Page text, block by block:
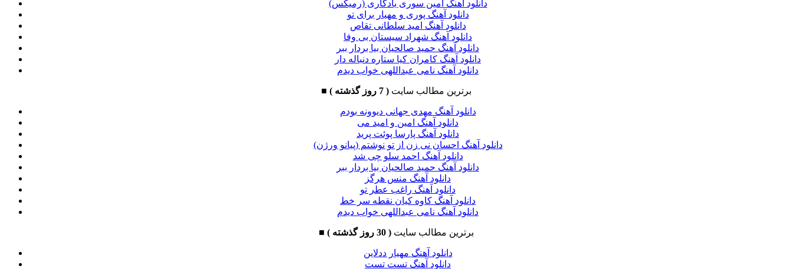
دانلود آهنگ امین سوری یادگاری (رمیکس)
دانلود آهنگ پوری و مهیار برای تو
دانلود آهنگ امید سلطانی تقاص
دانلود آهنگ شهراد سیستان بی وفا
دانلود آهنگ حمید صالحیان بیا بردار ببر
دانلود آهنگ کامران کیا ستاره دنباله دار
دانلود آهنگ نامی عبداللهی خواب دیدم
■ برترین مطالب سایت( 7 روز گذشته )
دانلود آهنگ مهدی جهانی دیوونه بودم
دانلود آهنگ امین و امید می
دانلود آهنگ پارسا پوئت پرید
دانلود آهنگ احسان نی زن از تو نوشتم (پیانو ورژن)
دانلود آهنگ احمد سلو چی شد
دانلود آهنگ حمید صالحیان بیا بردار ببر
دانلود آهنگ منس هرگز
دانلود آهنگ راغب عطر تو
دانلود آهنگ کاوه کیان نقطه سر خط
دانلود آهنگ نامی عبداللهی خواب دیدم
■ برترین مطالب سایت( 30 روز گذشته )
دانلود آهنگ مهیار ددلاین
دانلود آهنگ تست تست